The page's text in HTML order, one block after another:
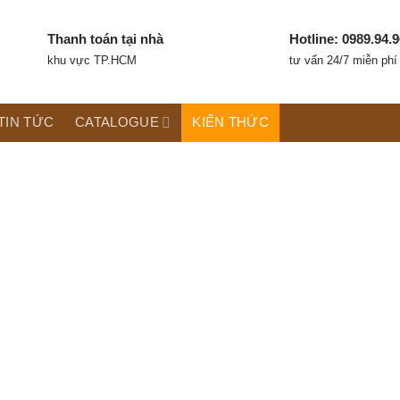
Thanh toán tại nhà
khu vực TP.HCM
Hotline:
tư vấn 24/7 miễn phí
TỨC CATALOGUE KIẾN THỨC